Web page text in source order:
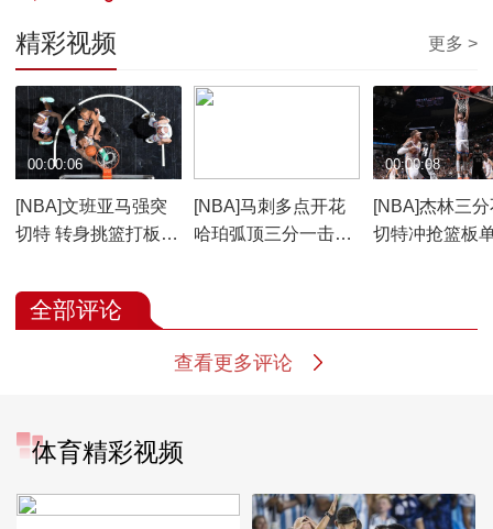
精彩视频 更多 >
[NBA]文班亚马强突
切特 转身挑篮打板命
00:00:06
[NBA]马刺多点开花
哈珀弧顶三分一击即
[NBA]杰林三
切特冲抢篮板
00:00:08
全部评论
查看更多评论
体育精彩视频